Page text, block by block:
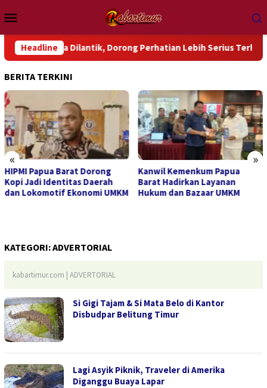
ke
kontenMobile
Headline
Dilantik, Dorong Perhatian Lebih Serius Terhadap Isu
BERITA TERKINI
« »
HIPMI Papua Barat Dorong
Kopi Jadi Identitas Daerah
dan Lokomotif Ekonomi UMKM
Kanwil Kemenkum Papua
Barat Hadirkan Layanan
Hukum dan Bazaar UMKM
KATEGORI:ADVERTORIAL
kabartimur.com | ADVERTORIAL
Si Gigi Tajam & Si Mata Belo di Kantor
Disbudpar Belitung Timur
Lagi Asyik Piknik, Traveler di Amerika
Diganggu Buaya Lapar